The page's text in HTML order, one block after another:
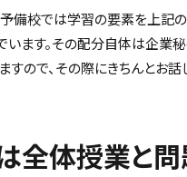
備校では学習の要素を上記
います。その配分自体は企業
ので、その際にきちんとお話
全体授業と問